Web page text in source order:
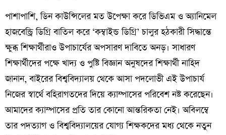
​পাশাপাশি, ডিন কাউন্সিলের মত উপেক্ষা করে ডিভিএম ও অ্যানিমেল
হাজবেন্ড্রি ডিগ্রি বাতিল করে ‘কম্বাইন্ড ডিগ্রি’ চালুর হঠকারী সিদ্ধান্তে
ক্ষুব্ধ শিক্ষার্থীরাও উপাচার্যের অপসারণ দাবিতে অনড়। সাধারণ
শিক্ষার্থীদের পক্ষে খাদ্য ও পুষ্টি বিজ্ঞান অনুষদের শিক্ষার্থী নাহিদ
জানান, বাইরের বিশ্ববিদ্যালয় থেকে আসা পদলোভী এই উপাচার্য
নিজের স্বার্থে বহিরাগতদের দিয়ে ক্যাম্পাসের পরিবেশ নষ্ট করেছেন।
আমাদের ক্যাম্পাসের প্রতি তার কোনো আন্তরিকতা নেই। অবিলম্বে
তার পদত্যাগ ও বিশ্ববিদ্যালয়ের যোগ্য শিক্ষকদের মধ্য থেকে নতুন